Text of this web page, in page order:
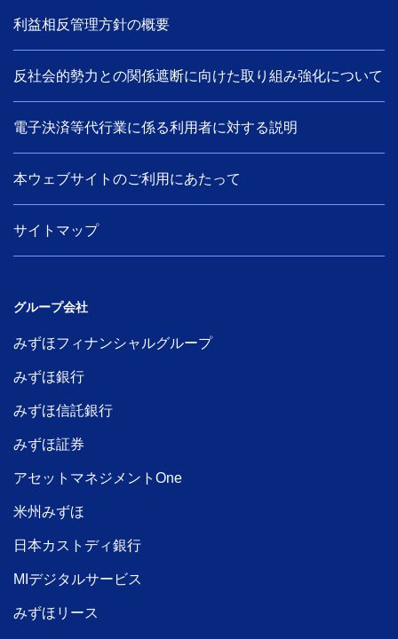
利益相反管理方針の概要
反社会的勢力との関係遮断に向けた取り組み強化について
電子決済等代行業に係る利用者に対する説明
本ウェブサイトのご利用にあたって
サイトマップ
グループ会社
みずほフィナンシャルグループ
みずほ銀行
みずほ信託銀行
みずほ証券
アセットマネジメントOne
米州みずほ
日本カストディ銀行
MIデジタルサービス
みずほリース